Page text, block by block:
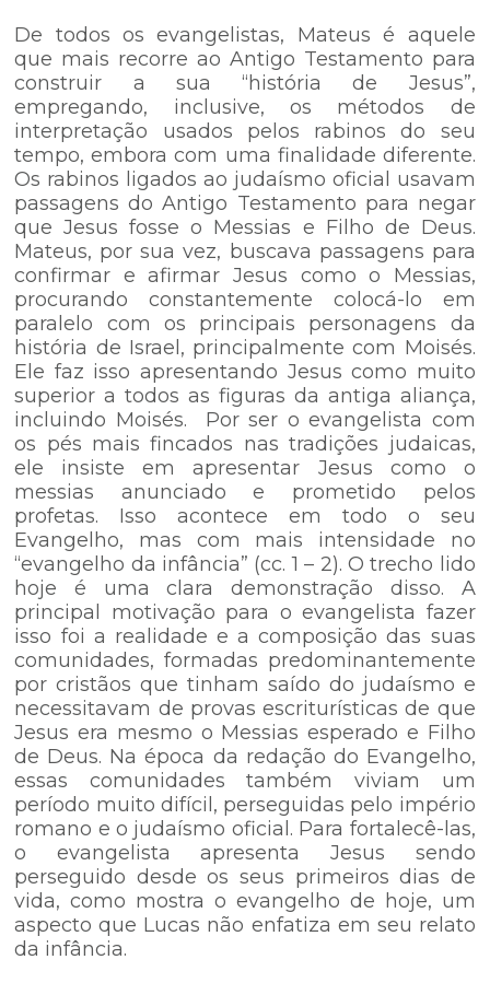
De todos os evangelistas, Mateus é aquele
que mais recorre ao Antigo Testamento para
construir a sua “história de Jesus”,
empregando, inclusive, os métodos de
interpretação usados pelos rabinos do seu
tempo, embora com uma finalidade diferente.
Os rabinos ligados ao judaísmo oficial usavam
passagens do Antigo Testamento para negar
que Jesus fosse o Messias e Filho de Deus.
Mateus, por sua vez, buscava passagens para
confirmar e afirmar Jesus como o Messias,
procurando constantemente colocá-lo em
paralelo com os principais personagens da
história de Israel, principalmente com Moisés.
Ele faz isso apresentando Jesus como muito
superior a todos as figuras da antiga aliança,
incluindo Moisés. Por ser o evangelista com
os pés mais fincados nas tradições judaicas,
ele insiste em apresentar Jesus como o
messias anunciado e prometido pelos
profetas. Isso acontece em todo o seu
Evangelho, mas com mais intensidade no
“evangelho da infância” (cc. 1 – 2). O trecho lido
hoje é uma clara demonstração disso. A
principal motivação para o evangelista fazer
isso foi a realidade e a composição das suas
comunidades, formadas predominantemente
por cristãos que tinham saído do judaísmo e
necessitavam de provas escriturísticas de que
Jesus era mesmo o Messias esperado e Filho
de Deus. Na época da redação do Evangelho,
essas comunidades também viviam um
período muito difícil, perseguidas pelo império
romano e o judaísmo oficial. Para fortalecê-las,
o evangelista apresenta Jesus sendo
perseguido desde os seus primeiros dias de
vida, como mostra o evangelho de hoje, um
aspecto que Lucas não enfatiza em seu relato
da infância.